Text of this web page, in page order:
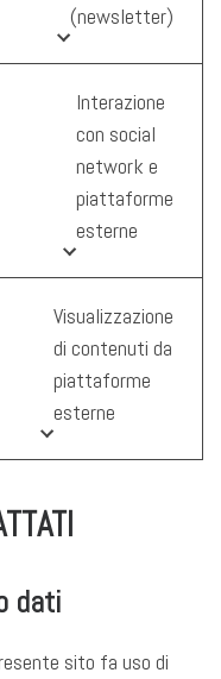
(newsletter)
Interazione
con social
network e
piattaforme
esterne
Visualizzazione
di contenuti da
piattaforme
esterne
dati
sito fa uso di